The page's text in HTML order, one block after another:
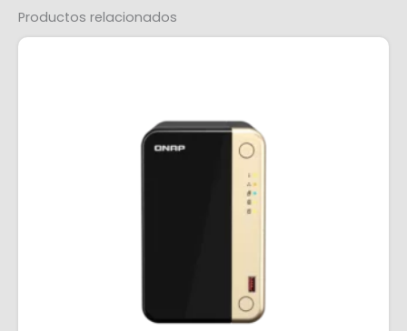
Productos relacionados